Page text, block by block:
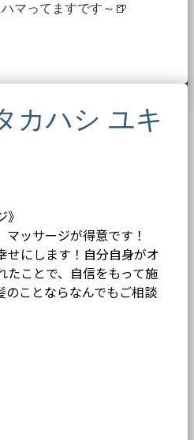
マってますです～🍺
カハシ ユキ
ッサージが得意です！
せにします！自分自身がオ
たことで、自信をもって施
のことならなんでもご相談